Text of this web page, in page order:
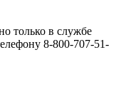
только в службе
8-800-707-51-